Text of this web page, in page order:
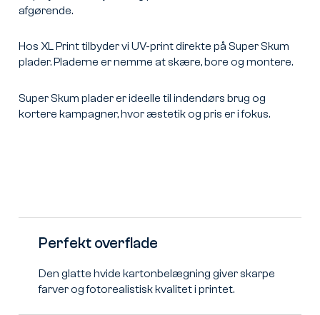
afgørende.
Hos XL Print tilbyder vi UV-print direkte på Super Skum
plader. Pladerne er nemme at skære, bore og montere.
Super Skum plader er ideelle til indendørs brug og
kortere kampagner, hvor æstetik og pris er i fokus.
Perfekt overflade
Den glatte hvide kartonbelægning giver skarpe
farver og fotorealistisk kvalitet i printet.